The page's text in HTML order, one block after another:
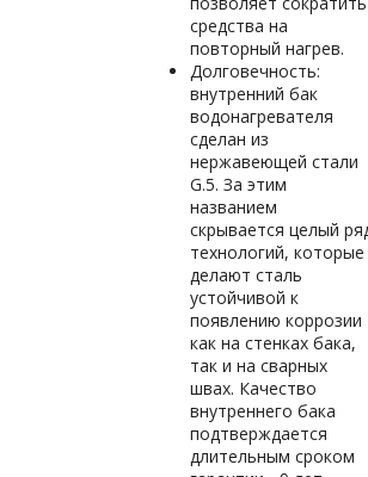
средства на
повторный нагрев.
Долговечность:
внутренний бак
водонагревателя
сделан из
нержавеющей стали
G.5. За этим
названием
скрывается целый
технологий, которые
делают сталь
устойчивой к
появлению коррозии
как на стенках бака,
так и на сварных
швах. Качество
внутреннего бака
подтверждается
длительным сроком